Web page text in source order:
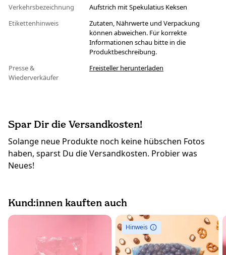
Verkehrsbezeichnung
Aufstrich mit Spekulatius Keksen
Etikettenhinweis
Zutaten, Nährwerte und Verpackung
können abweichen. Für korrekte
Informationen schau bitte in die
Produktbeschreibung.
Presse &
Wiederverkäufer
Freisteller herunterladen
Spar Dir die Versandkosten!
Solange neue Produkte noch keine hübschen Fotos
haben, sparst Du die Versandkosten. Probier was
Neues!
Kund:innen kauften auch
Hinweis